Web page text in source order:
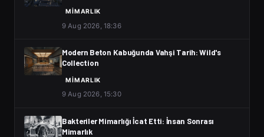
MIMARLIK
9 Aug 2026, 18:36
Modern Beton Kabuğunda Vahşi Tarih: Wild's
Collection
MIMARLIK
9 Aug 2026, 15:30
Bakteriler Mimarlığı İcat Etti: İnsan Sonrası
Mimarlık